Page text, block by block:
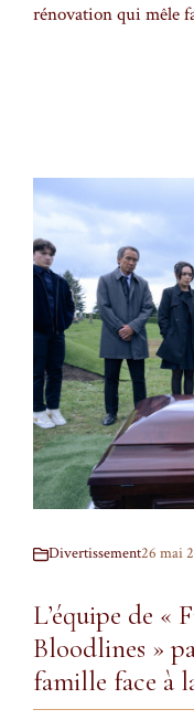
rénovation qui mêle
Divertissement26 mai
L’équipe de «
Bloodlines »
famille face à